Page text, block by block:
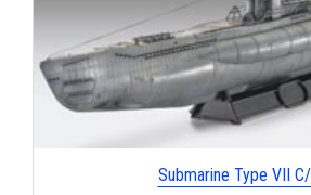
Submarine Type VII